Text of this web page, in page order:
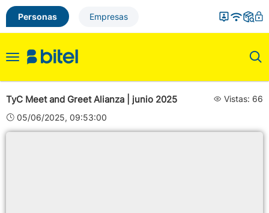
Personas Empresas
Toggle
Vistas: 66
TyC Meet and Greet Alianza | junio 2025
05/06/2025, 09:53:00